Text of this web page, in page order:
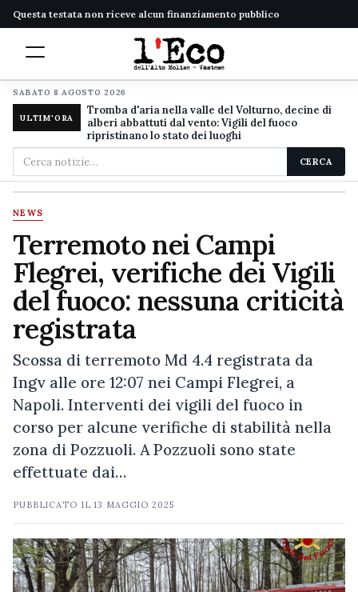
Questa testata non riceve alcun finanziamento pubblico
SABATO 8 AGOSTO 2026
ULTIM'ORA
Tromba d'aria nella valle del Volturno, decine di
alberi abbattuti dal vento: Vigili del fuoco
ripristinano lo stato dei luoghi
Cerca
nel
sito
CERCA
NEWS
Terremoto nei Campi
Flegrei, verifiche dei Vigili
del fuoco: nessuna criticità
registrata
Scossa di terremoto Md 4.4 registrata da
Ingv alle ore 12:07 nei Campi Flegrei, a
Napoli. Interventi dei vigili del fuoco in
corso per alcune verifiche di stabilità nella
zona di Pozzuoli. A Pozzuoli sono state
effettuate dai…
PUBBLICATO IL13 MAGGIO 2025